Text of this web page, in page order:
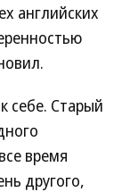
английских
себе. Старый
время
другого,